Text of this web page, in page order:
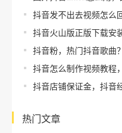
抖音发不出去视频怎么
抖音火山版正版下载安
抖音粉，热门抖音歌曲？
抖音怎么制作视频教程
抖音店铺保证金，抖音
热门文章